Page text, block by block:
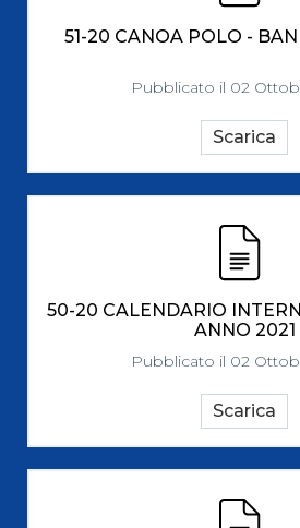
51-20 CANOA POLO -
Pubblicato il 02
Scarica
50-20 CALENDARIO
ANNO 2021
Pubblicato il 02
Scarica